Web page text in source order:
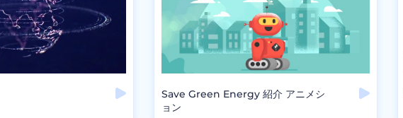
Save Green Energy 紹介 アニメシ
ョン